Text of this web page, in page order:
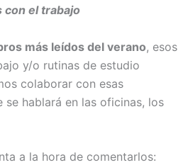
con el trabajo
más leídos del verano, esos
y/o rutinas de estudio
colaborar con esas
hablará en las oficinas, los
a la hora de comentarlos: